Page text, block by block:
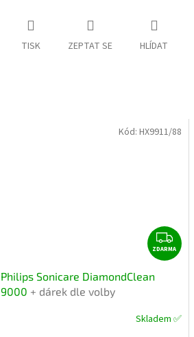
TISK ZEPTAT SE HLÍDAT
Z
D
A
ZDARMA
Philips Sonicare DiamondClean
9000 + dárek dle volby
Skladem ✅
Kód: HX9911/88